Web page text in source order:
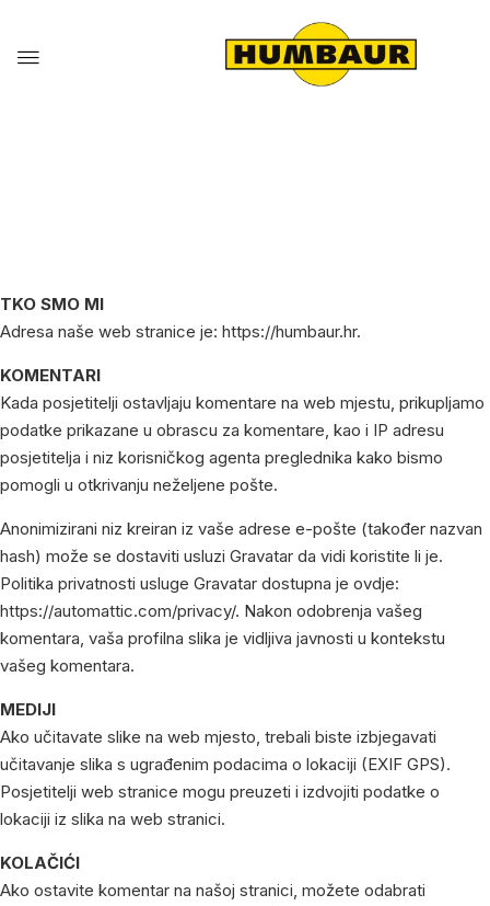
TKO SMO MI
Adresa naše web stranice je: https://humbaur.hr.
KOMENTARI
Kada posjetitelji ostavljaju komentare na web mjestu, prikupljamo
podatke prikazane u obrascu za komentare, kao i IP adresu
posjetitelja i niz korisničkog agenta preglednika kako bismo
pomogli u otkrivanju neželjene pošte.
Anonimizirani niz kreiran iz vaše adrese e-pošte (također nazvan
hash) može se dostaviti usluzi Gravatar da vidi koristite li je.
Politika privatnosti usluge Gravatar dostupna je ovdje:
https://automattic.com/privacy/. Nakon odobrenja vašeg
komentara, vaša profilna slika je vidljiva javnosti u kontekstu
vašeg komentara.
MEDIJI
Ako učitavate slike na web mjesto, trebali biste izbjegavati
učitavanje slika s ugrađenim podacima o lokaciji (EXIF GPS).
Posjetitelji web stranice mogu preuzeti i izdvojiti podatke o
lokaciji iz slika na web stranici.
KOLAČIĆI
Ako ostavite komentar na našoj stranici, možete odabrati